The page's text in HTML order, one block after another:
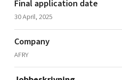
Artificial intelligence
Cybersecurity
Internet of Things
Develop your company
Upgrade your skills &
About
Final application date
30 April, 2025
Company
AFRY